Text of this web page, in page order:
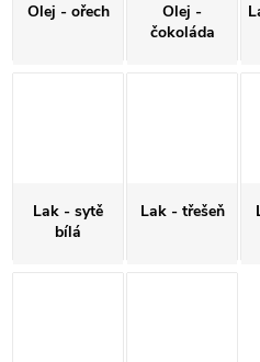
Olej - ořech
Olej -
čokoláda
Lak - sytě
bílá
Lak - třešeň